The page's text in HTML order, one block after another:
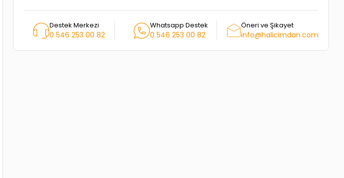
Destek Merkezi
0 546 253 00 82
Whatsapp Destek
0 546 253 00 82
Öneri ve Şikayet
info@halicimdan.com